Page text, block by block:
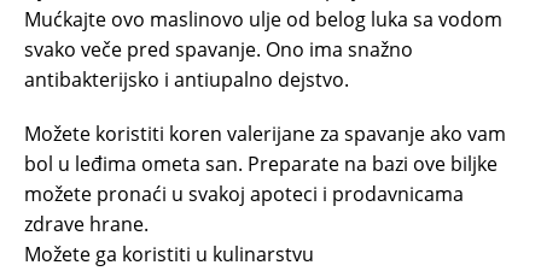
Mućkajte ovo maslinovo ulje od belog luka sa vodom
svako veče pred spavanje. Ono ima snažno
antibakterijsko i antiupalno dejstvo.
Možete koristiti koren valerijane za spavanje ako vam
bol u leđima ometa san. Preparate na bazi ove biljke
možete pronaći u svakoj apoteci i prodavnicama
zdrave hrane.
Možete ga koristiti u kulinarstvu